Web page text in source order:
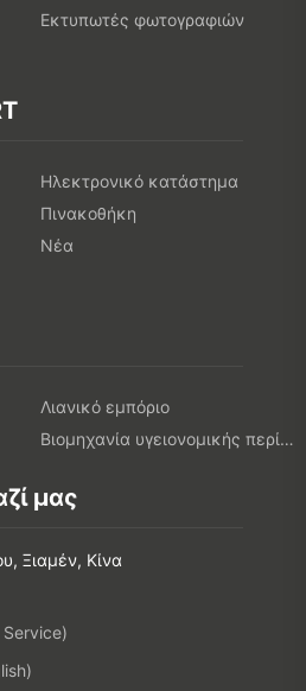
Εκτυπωτές φωτογραφιών
Ηλεκτρονικό κατάστημα
Πινακοθήκη
Νέα
Λιανικό εμπόριο
Βιομηχανία υγειονομικής περίθαλψης
μας
Ξιαμέν, Κίνα